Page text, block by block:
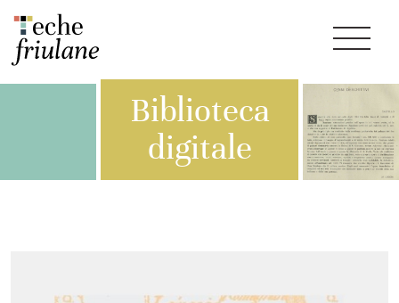
Biblioteca
digitale